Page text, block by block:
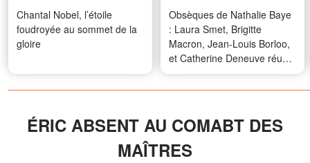
Chantal Nobel, l’étoile
foudroyée au sommet de la
gloire
Obsèques de Nathalie Baye
: Laura Smet, Brigitte
Macron, Jean-Louis Borloo,
et Catherine Deneuve réunis
pour un dernier adieu
ÉRIC ABSENT AU COMABT DES
MAÎTRES